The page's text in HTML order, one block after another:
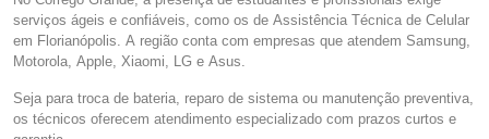
serviços ágeis e confiáveis, como os de Assistência Técnica de Celular
em Florianópolis. A região conta com empresas que atendem Samsung,
Motorola, Apple, Xiaomi, LG e Asus.
Seja para troca de bateria, reparo de sistema ou manutenção preventiva,
os técnicos oferecem atendimento especializado com prazos curtos e